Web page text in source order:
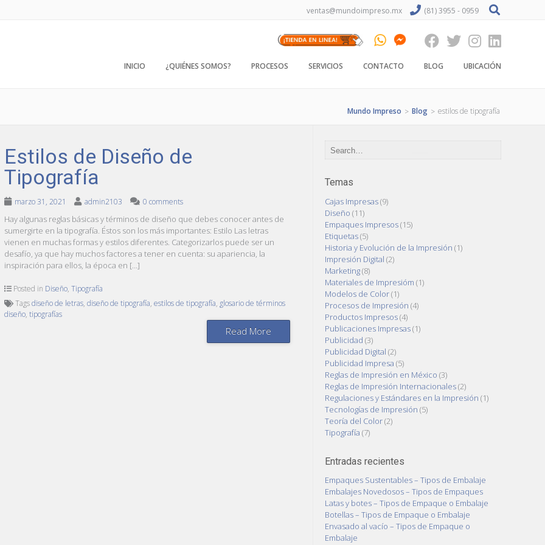
ventas@mundoimpreso.mx (81) 3955 - 0959
INICIO ¿QUIÉNES SOMOS? PROCESOS SERVICIOS CONTACTO BLOG UBICACIÓN
Mundo Impreso > Blog > estilos de tipografía
Estilos de Diseño de
Tipografía
marzo 31, 2021 admin2103 0 comments
Hay algunas reglas básicas y términos de diseño que debes conocer antes de
sumergirte en la tipografía. Éstos son los más importantes: Estilo Las letras
vienen en muchas formas y estilos diferentes. Categorizarlos puede ser un
desafío, ya que hay muchos factores a tener en cuenta: su apariencia, la
inspiración para ellos, la época en […]
Posted in Diseño, Tipografía
Tagsdiseño de letras, diseño de tipografía, estilos de tipografía, glosario de términos
diseño, tipografías
Read More
Temas
Cajas Impresas(9)
Diseño (11)
Empaques Impresos(15)
Etiquetas(5)
Historia y Evolución de la Impresión (1)
Impresión Digital (2)
Marketing(8)
Materiales de Impresióm (1)
Modelos de Color(1)
Procesos de Impresión (4)
Productos Impresos(4)
Publicaciones Impresas(1)
Publicidad (3)
Publicidad Digital (2)
Publicidad Impresa (5)
Reglas de Impresión en México (3)
Reglas de Impresión Internacionales(2)
Regulaciones y Estándares en la Impresión (1)
Tecnologías de Impresión (5)
Teoría del Color(2)
Tipografía (7)
Entradas recientes
Empaques Sustentables – Tipos de Embalaje
Embalajes Novedosos – Tipos de Empaques
Latas y botes – Tipos de Empaque o Embalaje
Botellas – Tipos de Empaque o Embalaje
Envasado al vacío – Tipos de Empaque o
Embalaje